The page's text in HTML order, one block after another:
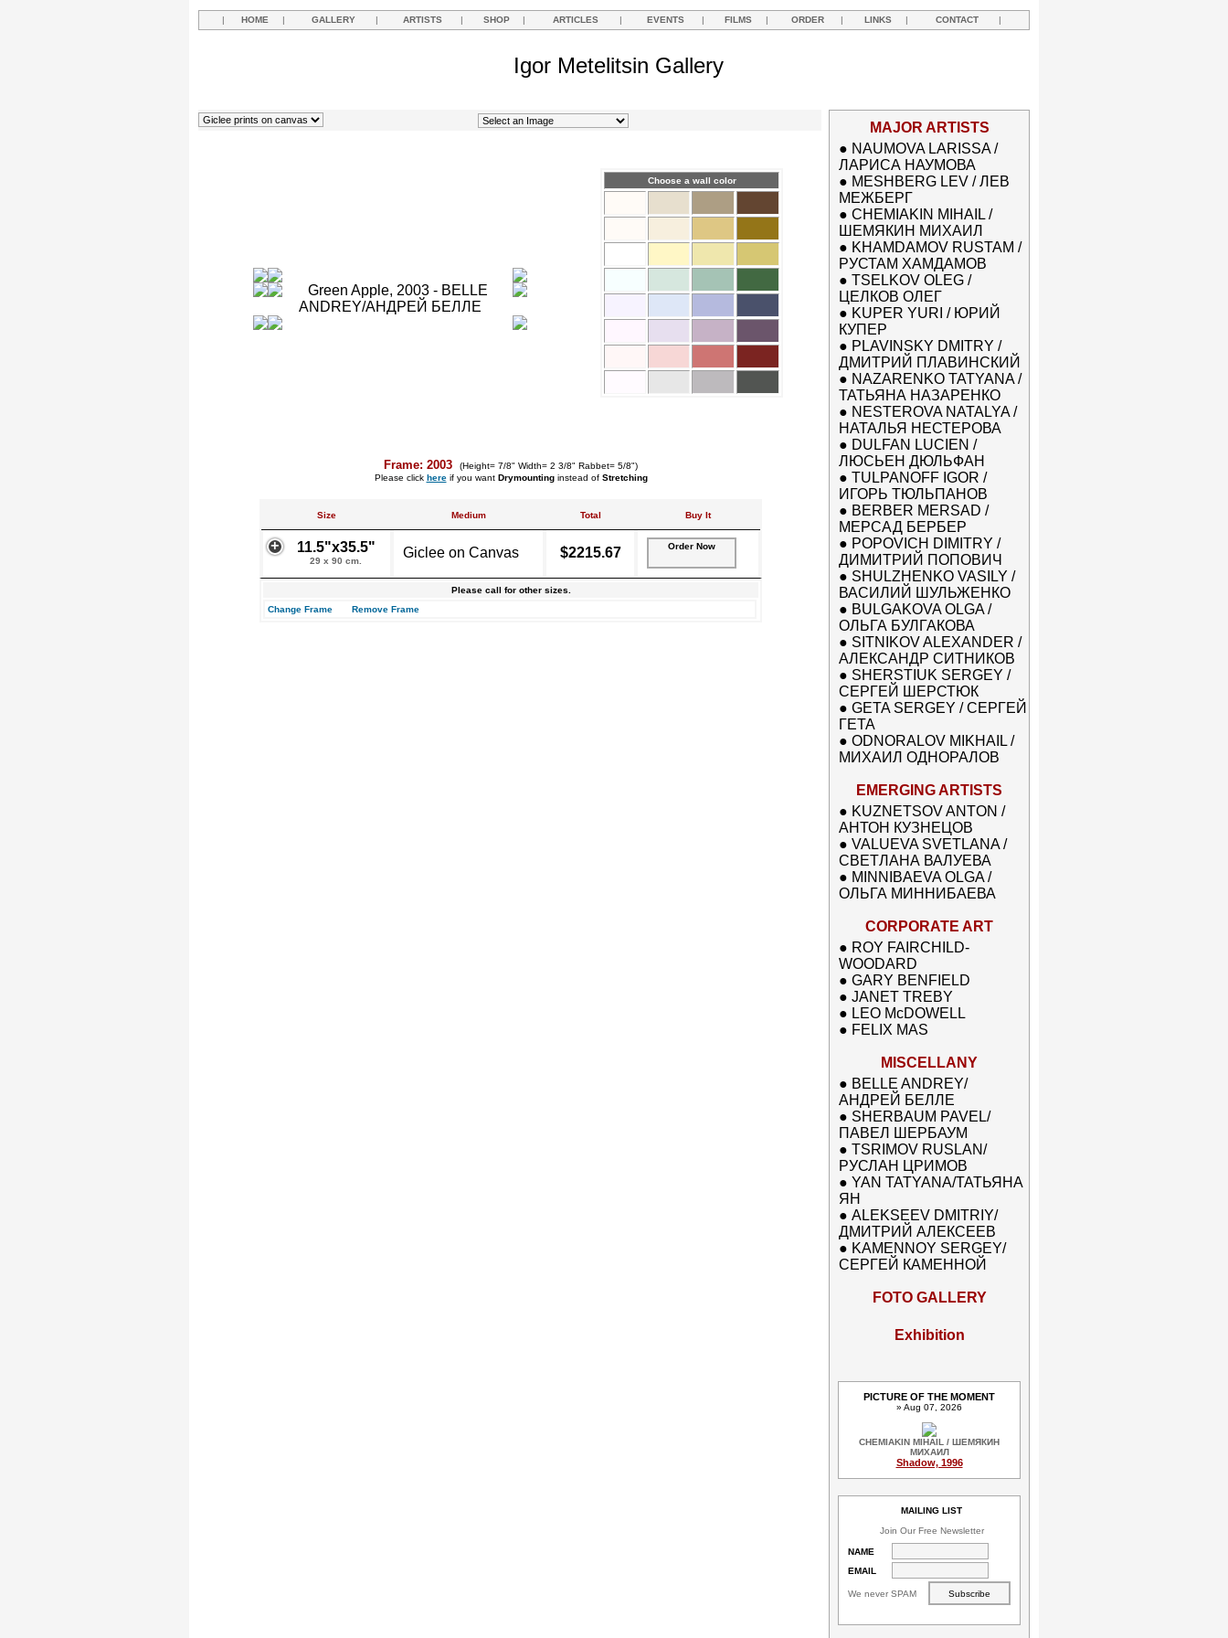
| HOME | GALLERY | ARTISTS | SHOP | ARTICLES | EVENTS | FILMS | ORDER | LINKS | CONTACT |
Igor Metelitsin Gallery
Choose a wall color
Frame: 2003
(Height= 7/8" Width= 2 3/8" Rabbet= 5/8")
Please click hereif you want Drymountinginstead of Stretching
Size Medium Total Buy It
11.5"x35.5"
29 x 90 cm.
Giclee on Canvas $2215.67 Order Now
Please call for other sizes.
Change Frame
Remove Frame
MAJOR ARTISTS
● NAUMOVA LARISSA /
ЛАРИСА НАУМОВА
● MESHBERG LEV / ЛЕВ
МЕЖБЕРГ
● CHEMIAKIN MIHAIL /
ШЕМЯКИН МИХАИЛ
● KHAMDAMOV RUSTAM /
РУСТАМ ХАМДАМОВ
● TSELKOV OLEG /
ЦЕЛКОВ ОЛЕГ
● KUPER YURI / ЮРИЙ
КУПЕР
● PLAVINSKY DMITRY /
ДМИТРИЙ ПЛАВИНСКИЙ
● NAZARENKO TATYANA /
ТАТЬЯНА НАЗАРЕНКО
● NESTEROVA NATALYA /
НАТАЛЬЯ НЕСТЕРОВА
● DULFAN LUCIEN /
ЛЮСЬЕН ДЮЛЬФАН
● TULPANOFF IGOR /
ИГОРЬ ТЮЛЬПАНОВ
● BERBER MERSAD /
МЕРСАД БЕРБЕР
● POPOVICH DIMITRY /
ДИМИТРИЙ ПОПОВИЧ
● SHULZHENKO VASILY /
ВАСИЛИЙ ШУЛЬЖЕНКО
● BULGAKOVA OLGA /
ОЛЬГА БУЛГАКОВА
● SITNIKOV ALEXANDER /
АЛЕКСАНДР СИТНИКОВ
● SHERSTIUK SERGEY /
СЕРГЕЙ ШЕРСТЮК
● GETA SERGEY / СЕРГЕЙ
ГЕТА
● ODNORALOV MIKHAIL /
МИХАИЛ ОДНОРАЛОВ
EMERGING ARTISTS
● KUZNETSOV ANTON /
АНТОН КУЗНЕЦОВ
● VALUEVA SVETLANA /
СВЕТЛАНА ВАЛУЕВА
● MINNIBAEVA OLGA /
ОЛЬГА МИННИБАЕВА
CORPORATE ART
● ROY FAIRCHILD-
WOODARD
● GARY BENFIELD
● JANET TREBY
● LEO McDOWELL
● FELIX MAS
MISCELLANY
● BELLE ANDREY/
АНДРЕЙ БЕЛЛЕ
● SHERBAUM PAVEL/
ПАВЕЛ ШЕРБАУМ
● TSRIMOV RUSLAN/
РУСЛАН ЦРИМОВ
● YAN TATYANA/ТАТЬЯНА
ЯН
● ALEKSEEV DMITRIY/
ДМИТРИЙ АЛЕКСЕЕВ
● KAMENNOY SERGEY/
СЕРГЕЙ КАМЕННОЙ
FOTO GALLERY
Exhibition
PICTURE OF THE MOMENT
» Aug 07, 2026
CHEMIAKIN MIHAIL / ШЕМЯКИН
МИХАИЛ
Shadow, 1996
MAILING LIST
Join Our Free Newsletter
NAME
EMAIL
We never SPAM